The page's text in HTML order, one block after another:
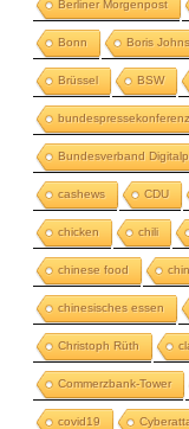
Berliner Morgenpost
Bonn Boris
Brüssel BSW
bundespressekonferenz
Bundesverband
cashews CDU
chicken chili
chinese food
chinesisches essen
Christoph Rüth
Commerzbank-Tower
covid19